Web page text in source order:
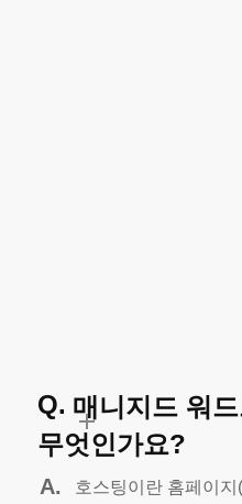
자주
매니지드 워
무엇인가요?
호스팅이란 홈페이